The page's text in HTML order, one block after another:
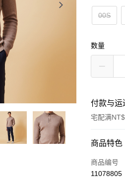
00S
数量
付款与运
宅配满
付款方式
信用卡一次
商品特色
商品编号
11078805